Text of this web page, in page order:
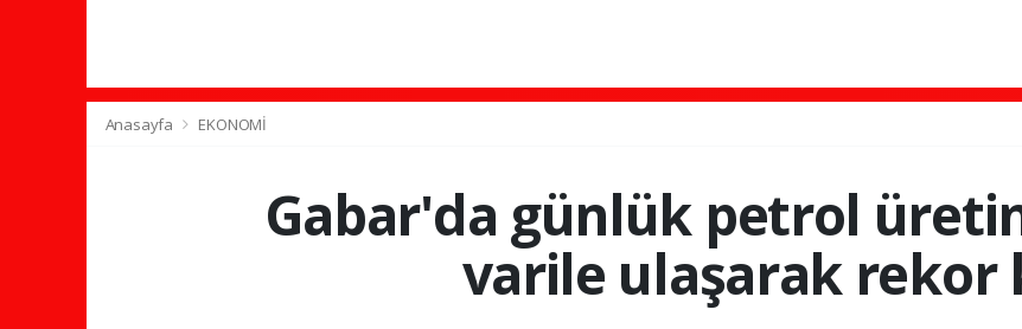
Anasayfa EKONOMİ
Gabar'da günlük petrol
varile ulaşarak rekor